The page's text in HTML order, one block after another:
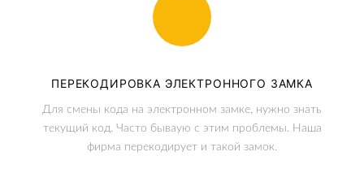
ПЕРЕКОДИРОВКА ЭЛЕКТРОННОГО ЗАМКА
Для смены кода на электронном замке, нужно знать
текущий код. Часто бываую с этим проблемы. Наша
фирма перекодирует и такой замок.